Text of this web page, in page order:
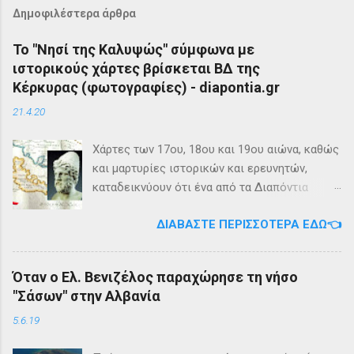
Δημοφιλέστερα άρθρα
Το "Νησί της Καλυψώς" σύμφωνα με
ιστορικούς χάρτες βρίσκεται ΒΔ της
Κέρκυρας (φωτογραφίες) - diapontia.gr
21.4.20
Χάρτες των 17ου, 18ου και 19ου αιώνα, καθώς
και μαρτυρίες ιστορικών και ερευνητών,
καταδεικνύουν ότι ένα από τα Διαπόντια
γνωστό με την ονομασία Ωγυγία ή «Νησί της
τη τοπική μυθιστορία των Διαποντίων Νήσων
που αναφέρει ότι κατά την αρχαιότητα οι
ΔΙΑΒΆΣΤΕ ΠΕΡΙΣΣΌΤΕΡΑ ΕΔΏ👈
Όταν ο Ελ. Βενιζέλος παραχώρησε τη νήσο
"Σάσων" στην Αλβανία
5.6.19